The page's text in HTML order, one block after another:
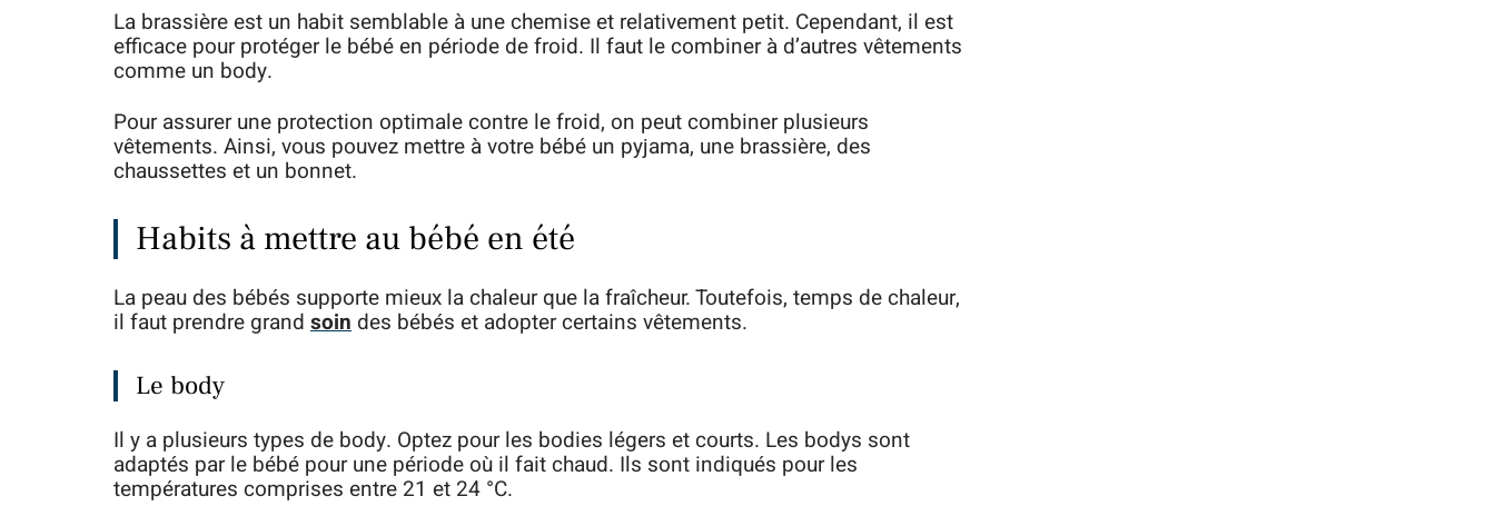
La brassière est un habit semblable à une chemise et relativement petit. Cependant, il est
efficace pour protéger le bébé en période de froid. Il faut le combiner à d’autres vêtements
comme un body.
Pour assurer une protection optimale contre le froid, on peut combiner plusieurs
vêtements. Ainsi, vous pouvez mettre à votre bébé un pyjama, une brassière, des
chaussettes et un bonnet.
Habits à mettre au bébé en été
La peau des bébés supporte mieux la chaleur que la fraîcheur. Toutefois, temps de chaleur,
il faut prendre grand soin des bébés et adopter certains vêtements.
Le body
Il y a plusieurs types de body. Optez pour les bodies légers et courts. Les bodys sont
adaptés par le bébé pour une période où il fait chaud. Ils sont indiqués pour les
températures comprises entre 21 et 24 °C.